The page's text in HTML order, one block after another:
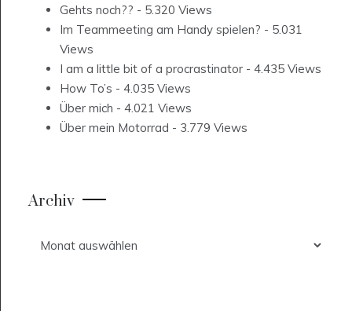
Gehts noch?? - 5.320 Views
Im Teammeeting am Handy spielen? - 5.031
Views
I am a little bit of a procrastinator - 4.435 Views
How To’s - 4.035 Views
Über mich - 4.021 Views
Über mein Motorrad - 3.779 Views
Archiv